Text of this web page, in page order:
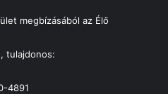
megbízásából az Élő
tulajdonos:
4891